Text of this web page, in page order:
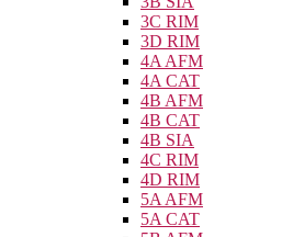
3C RIM
3D RIM
4A AFM
4A CAT
4B AFM
4B CAT
4B SIA
4C RIM
4D RIM
5A AFM
5A CAT